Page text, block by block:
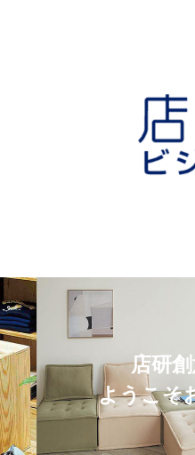
店研
ようこそ